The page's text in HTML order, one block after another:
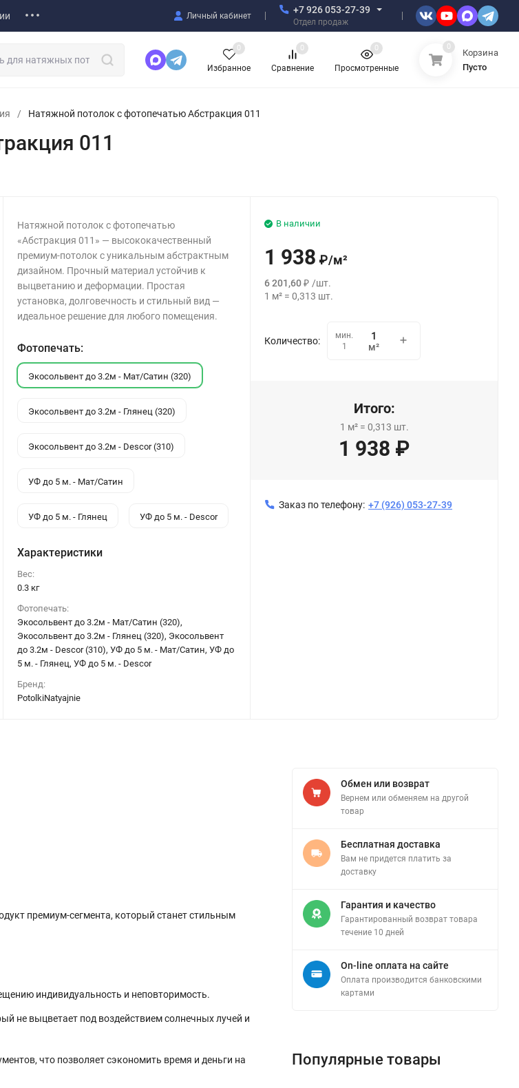
Личный кабинет
+7 926 053-27-39
Отдел продаж
Избранное
0
Сравнение
0
Просмотренные
0 0
Корзина
Пусто
/ Натяжной потолок с фотопечатью Абстракция 011
011
Натяжной потолок с фотопечатью
«Абстракция 011» — высококачественный
премиум-потолок с уникальным абстрактным
дизайном. Прочный материал устойчив к
выцветанию и деформации. Простая
установка, долговечность и стильный вид —
идеальное решение для любого помещения.
Фотопечать:
Экосольвент до 3.2м - Мат/Сатин (320)
Экосольвент до 3.2м - Глянец (320)
Экосольвент до 3.2м - Descor (310)
УФ до 5 м. - Мат/Сатин
УФ до 5 м. - Глянец УФ до 5 м. - Descor
Характеристики
Вес:
0.3 кг
Фотопечать:
Экосольвент до 3.2м - Мат/Сатин (320),
Экосольвент до 3.2м - Глянец (320), Экосольвент
до 3.2м - Descor (310), УФ до 5 м. - Мат/Сатин, УФ до
5 м. - Глянец, УФ до 5 м. - Descor
Бренд:
PotolkiNatyajnie
В наличии
1 938 ₽/м²
6 201,60₽ /шт.
1 м² =0,313 шт.
Количество:
мин.
1
м²
Итого:
1 м²= 0,313 шт.
1 938 ₽
Заказ по телефону: +7 (926) 053-27-39
премиум-сегмента, который станет стильным
индивидуальность и неповторимость.
не выцветает под воздействием солнечных лучей и
что позволяет сэкономить время и деньги на
Обмен или возврат
Вернем или обменяем на другой
товар
Бесплатная доставка
Вам не придется платить за
доставку
Гарантия и качество
Гарантированный возврат товара
течение 10 дней
On-line оплата на сайте
Оплата производится банковскими
картами
Популярные товары